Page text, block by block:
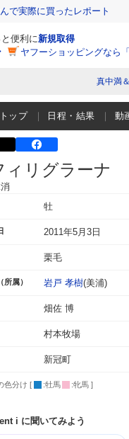
で実際に買ったレポート
と便利に新規取得
ヤフーショッピングなら
真中満
ップ 日程・結果 動
ィリグラーナ
牡
2011年5月3日
栗毛
所属） 岩戸 孝樹(美浦)
畑佐 博
村本牧場
新冠町
色分け [ :牡馬 :牝馬 ]
i に聞いてみよう